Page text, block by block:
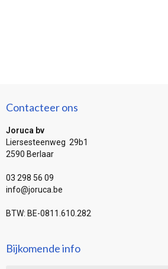
Contacteer ons
Joruca bv
Liersesteenweg 29b1
2590 Berlaar
03 298 56 09
info@joruca.be
BTW: BE-0811.610.282
Bijkomende info